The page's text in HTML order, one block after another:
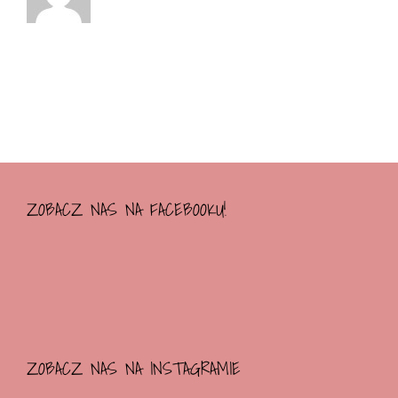
ZOBACZ NAS NA FACEBOOKU!
ZOBACZ NAS NA INSTAGRAMIE